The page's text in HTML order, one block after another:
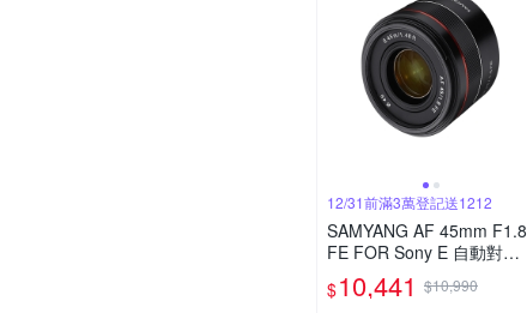
12/31前滿3萬登記送1212
SAMYANG AF 45mm F1.8
FE FOR Sony E 自動對焦
(公司貨)
$10,441 $10,990